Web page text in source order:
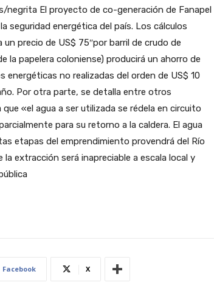
negrita El proyecto de co-generación de Fanapel
seguridad energética del país. Los cálculos
un precio de US$ 75″por barril de crudo de
la papelera coloniense) producirá un ahorro de
energéticas no realizadas del orden de US$ 10
Por otra parte, se detalla entre otros
«el agua a ser utilizada se rédela en circuito
para su retorno a la caldera. El agua
etapas del emprendimiento provendrá del Río
la extracción será inapreciable a escala local y
Facebook X